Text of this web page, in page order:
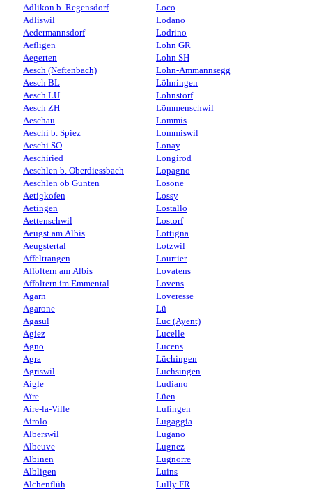
Adlikon b. Regensdorf
Adliswil
Aedermannsdorf
Aefligen
Aegerten
Aesch (Neftenbach)
Aesch BL
Aesch LU
Aesch ZH
Aeschau
Aeschi b. Spiez
Aeschi SO
Aeschiried
Aeschlen b. Oberdiessbach
Aeschlen ob Gunten
Aetigkofen
Aetingen
Aettenschwil
Aeugst am Albis
Aeugstertal
Affeltrangen
Affoltern am Albis
Affoltern im Emmental
Agarn
Agarone
Agasul
Agiez
Agno
Agra
Agriswil
Aigle
Aïre
Aire-la-Ville
Airolo
Alberswil
Albeuve
Albinen
Albligen
Alchenflüh
Loco
Lodano
Lodrino
Lohn GR
Lohn SH
Lohn-Ammannsegg
Löhningen
Lohnstorf
Lömmenschwil
Lommis
Lommiswil
Lonay
Longirod
Lopagno
Losone
Lossy
Lostallo
Lostorf
Lottigna
Lotzwil
Lourtier
Lovatens
Lovens
Loveresse
Lü
Luc (Ayent)
Lucelle
Lucens
Lüchingen
Luchsingen
Ludiano
Lüen
Lufingen
Lugaggia
Lugano
Lugnez
Lugnorre
Luins
Lully FR